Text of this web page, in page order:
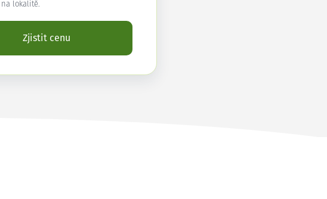
na lokalitě.
Zjistit cenu